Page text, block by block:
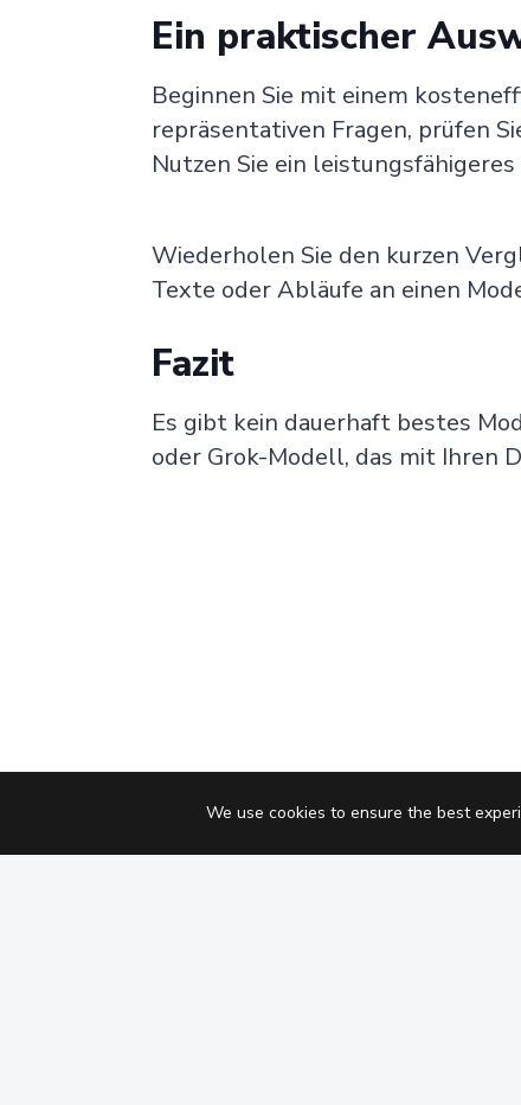
We use cookies to ensure the best
Ein praktischer
Beginnen Sie mit einem
repräsentativen Fragen, prüfen
Nutzen Sie ein
Wiederholen Sie den kurzen
Texte oder Abläufe an einen
Fazit
Es gibt kein dauerhaft bestes
oder Grok-Modell, das mit Ihren